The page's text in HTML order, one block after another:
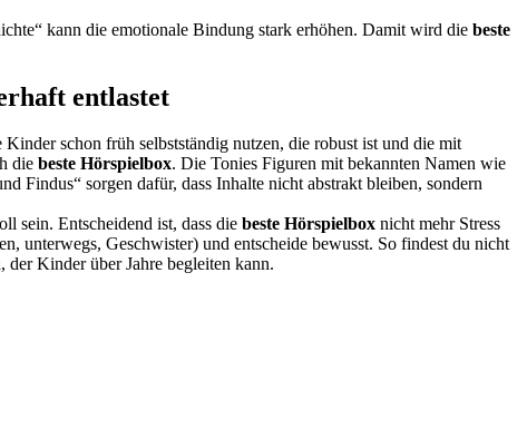
kann die emotionale Bindung stark erhöhen. Damit wird die beste
entlastet
schon früh selbstständig nutzen, die robust ist und die mit
die beste Hörspielbox. Die Tonies Figuren mit bekannten Namen wie
Findus“ sorgen dafür, dass Inhalte nicht abstrakt bleiben, sondern
sein. Entscheidend ist, dass die beste Hörspielbox nicht mehr Stress
unterwegs, Geschwister) und entscheide bewusst. So findest du nicht
Kinder über Jahre begleiten kann.